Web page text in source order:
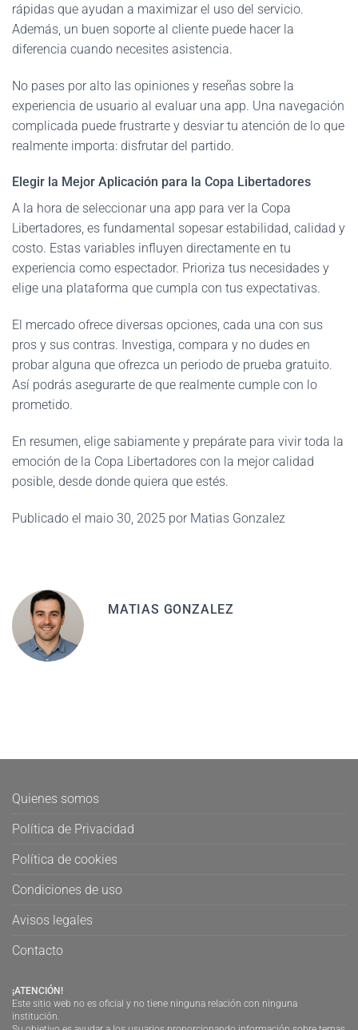
rápidas que ayudan a maximizar el uso del servicio.
Además, un buen soporte al cliente puede hacer la
diferencia cuando necesites asistencia.
No pases por alto las opiniones y reseñas sobre la
experiencia de usuario al evaluar una app. Una navegación
complicada puede frustrarte y desviar tu atención de lo que
realmente importa: disfrutar del partido.
Elegir la Mejor Aplicación para la Copa Libertadores
A la hora de seleccionar una app para ver la Copa
Libertadores, es fundamental sopesar estabilidad, calidad y
costo. Estas variables influyen directamente en tu
experiencia como espectador. Prioriza tus necesidades y
elige una plataforma que cumpla con tus expectativas.
El mercado ofrece diversas opciones, cada una con sus
pros y sus contras. Investiga, compara y no dudes en
probar alguna que ofrezca un periodo de prueba gratuito.
Así podrás asegurarte de que realmente cumple con lo
prometido.
En resumen, elige sabiamente y prepárate para vivir toda la
emoción de la Copa Libertadores con la mejor calidad
posible, desde donde quiera que estés.
Publicado el maio 30, 2025 por Matias Gonzalez
MATIAS GONZALEZ
Quienes somos
Política de Privacidad
Política de cookies
Condiciones de uso
Avisos legales
Contacto
¡ATENCIÓN!
Este sitio web no es oficial y no tiene ninguna relación con ninguna
institución.